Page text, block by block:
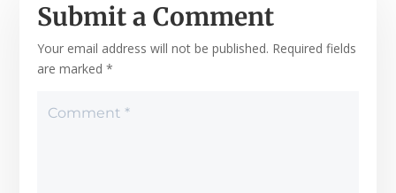
Submit a Comment
Your email address will not be published. Required fields
are marked*